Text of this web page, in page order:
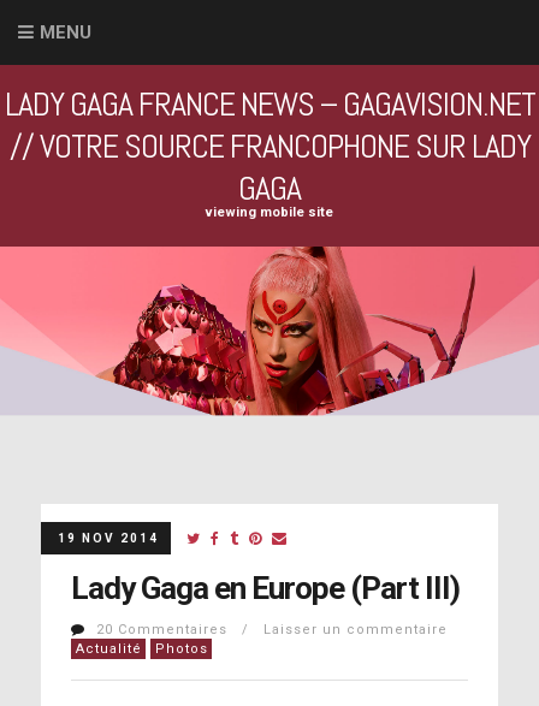
MENU
LADY GAGA FRANCE NEWS – GAGAVISION.NET
// VOTRE SOURCE FRANCOPHONE SUR LADY
GAGA
viewing mobile site
19 NOV 2014
Lady Gaga en Europe (Part III)
20 Commentaires / Laisser un commentaire
Actualité
Photos